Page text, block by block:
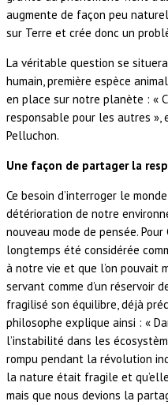
augmente de façon peu
sur Terre et crée donc un
La véritable question se
humain, première espèce
en place sur notre planète : «
responsable pour les autres »,
Pelluchon.
Une façon de partager la
Ce besoin d’interroger le
détérioration de notre
nouveau mode de pensée.
longtemps été considérée
à notre vie et que l’on pouvait
servant comme d’un réservoir
fragilisé son équilibre, déjà
philosophe explique ainsi : «
l’instabilité dans les
rompu pendant la révolution
la nature était fragile et
mais que nous devions la